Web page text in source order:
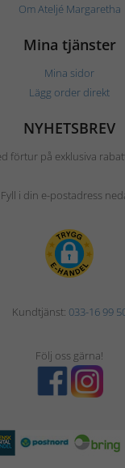
Om Ateljé Margaretha
Mina tjänster
Mina sidor
Lägg order direkt
NYHETSBREV
förtur på exklusiva
Fyll i din e-postadress
Kundtjänst: 033-16 99
Följ oss gärna!